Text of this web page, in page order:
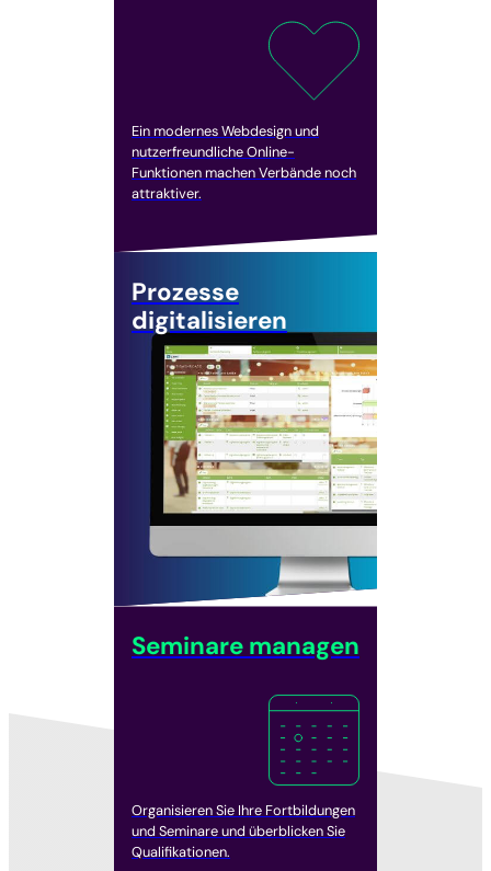
Ein modernes Webdesign und
nutzerfreundliche Online-
Funktionen machen Verbände noch
attraktiver.
Prozesse
digitalisieren
Seminare managen
Organisieren Sie Ihre Fortbildungen
und Seminare und überblicken Sie
Qualifikationen.